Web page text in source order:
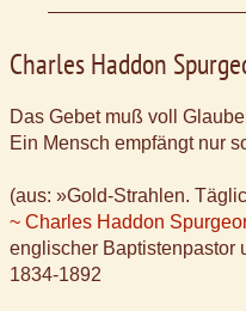
Charles Haddon
Das Gebet muß voll
Ein Mensch empfängt nur
(aus: »Gold-Strahlen.
~ Charles Haddon
englischer Baptistenpastor
1834-1892